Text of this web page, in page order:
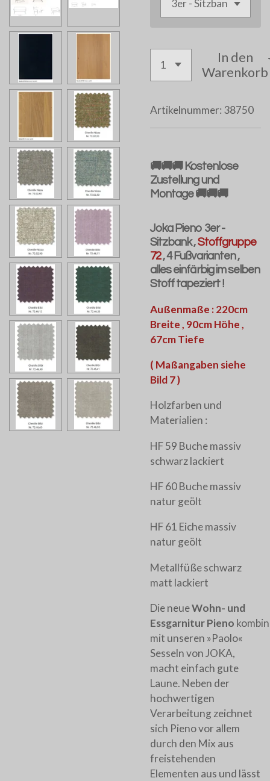
In den
Warenkorb
Artikelnummer: 38750
🚚🚚🚚 Kostenlose
Zustellung und
Montage 🚚🚚🚚
Joka Pieno 3er -
Sitzbank ,Stoffgruppe
72, 4 Fußvarianten ,
alles einfärbig im selben
Stoff tapeziert !
Außenmaße : 220cm
Breite , 90cm Höhe ,
67cm Tiefe
( Maßangaben siehe
Bild 7 )
Holzfarben und
Materialien :
HF 59 Buche massiv
schwarz lackiert
HF 60 Buche massiv
natur geölt
HF 61 Eiche massiv
natur geölt
Metallfüße schwarz
matt lackiert
Die neueWohn- und
EssgarniturPieno
mit unseren »Paolo«
Sesseln von JOKA,
macht einfach gute
Laune. Neben der
hochwertigen
Verarbeitung zeichnet
sich Pieno vor allem
durch den Mix aus
freistehenden
Elementen aus und lässt